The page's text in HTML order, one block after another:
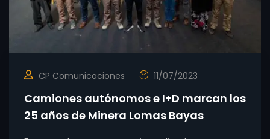
CP Comunicaciones 11/07/2023
Camiones autónomos e I+D marcan los
25 años de Minera Lomas Bayas